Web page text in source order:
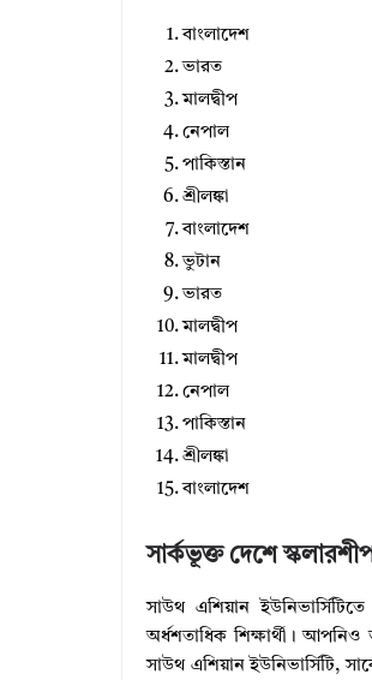
বাংলাদেশ
ভারত
মালদ্বীপ
নেপাল
পাকিস্তান
শ্রীলঙ্কা
বাংলাদেশ
ভুটান
ভারত
মালদ্বীপ
মালদ্বীপ
নেপাল
পাকিস্তান
শ্রীলঙ্কা
বাংলাদেশ
সার্কভূক্ত দেশে
সাউথ এশিয়ান
অর্ধশতাধিক শিক্ষার্থী।
সাউথ এশিয়ান ইউনিভার্সিটি,